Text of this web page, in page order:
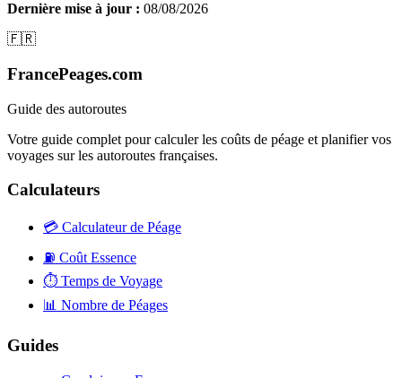
Dernière mise à jour : 08/08/2026
🇫🇷
FrancePeages.com
Guide des autoroutes
Votre guide complet pour calculer les coûts de péage et planifier vos
voyages sur les autoroutes françaises.
Calculateurs
💳 Calculateur de Péage
⛽ Coût Essence
⏱️ Temps de Voyage
📊 Nombre de Péages
Guides